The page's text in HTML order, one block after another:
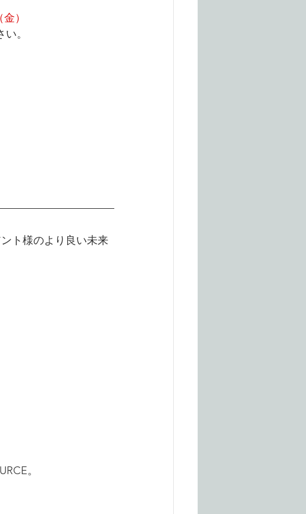
）
。
ト様のより良い未来
。